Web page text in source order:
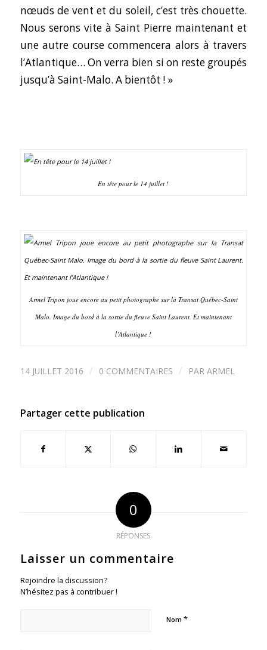
nœuds de vent et du soleil, c’est très chouette.
Nous serons vite à Saint Pierre maintenant et
une autre course commencera alors à travers
l’Atlantique… On verra bien si on reste groupés
jusqu’à Saint-Malo. A bientôt ! »
En tête pour le 14 juillet !
Armel Tripon joue encore au petit photographe sur la Transat Québec-Saint
Malo. Image du bord à la sortie du fleuve Saint Laurent. Et maintenant
l’Atlantique !
14 JUILLET 2016 / 0 COMMENTAIRES / PAR ARMEL
Partager cette publication
0
RÉPONSES
Laisser un commentaire
Rejoindre la discussion?
N’hésitez pas à contribuer !
Nom *